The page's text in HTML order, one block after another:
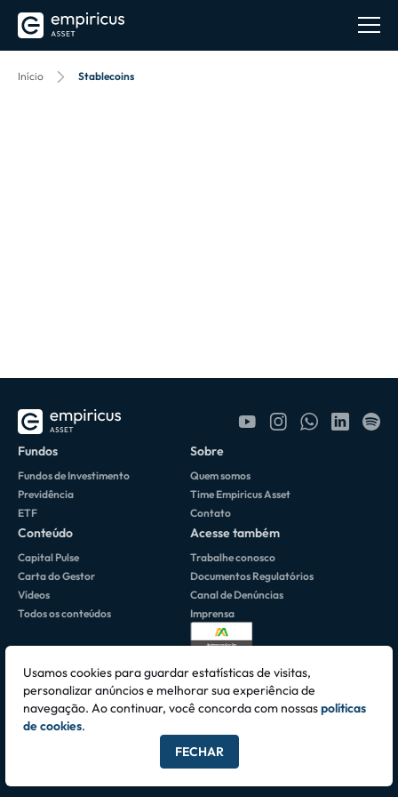
Início Stablecoins
Fundos
Fundos de Investimento
Previdência
ETF
Sobre
Quem somos
Time Empiricus Asset
Contato
Conteúdo
Capital Pulse
Carta do Gestor
Vídeos
Todos os conteúdos
Acesse também
Trabalhe conosco
Documentos Regulatórios
Canal de Denúncias
Imprensa
Av. Brigadeiro Faria Lima, 3064 • 10º Andar 01451-000 • São Paulo, SP -
Todos os direitos reservados © 2026 Empiricus Asset Ltda.
Usamos cookies para guardar estatísticas de visitas,
personalizar anúncios e melhorar sua experiência de
navegação. Ao continuar, você concorda com nossaspolíticas
de cookies.
FECHAR